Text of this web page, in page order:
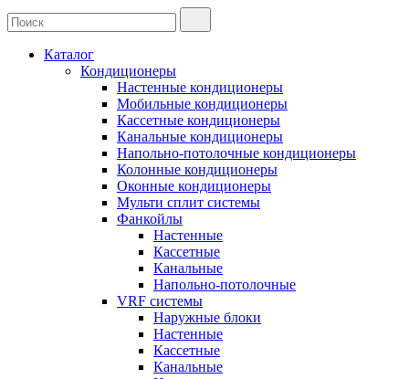
Каталог
Кондиционеры
Настенные кондиционеры
Мобильные кондиционеры
Кассетные кондиционеры
Канальные кондиционеры
Напольно-потолочные кондиционеры
Колонные кондиционеры
Оконные кондиционеры
Мульти сплит системы
Фанкойлы
Настенные
Кассетные
Канальные
Напольно-потолочные
VRF системы
Наружные блоки
Настенные
Кассетные
Канальные